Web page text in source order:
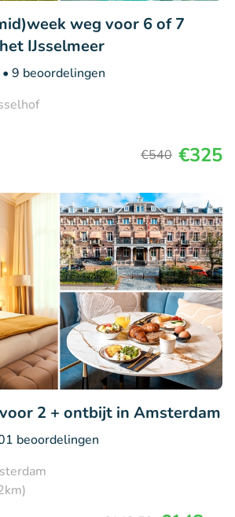
weg voor 6 of 7
IJsselmeer
• 9 beoordelingen
€540 €325
2 + ontbijt in Amsterdam
beoordelingen